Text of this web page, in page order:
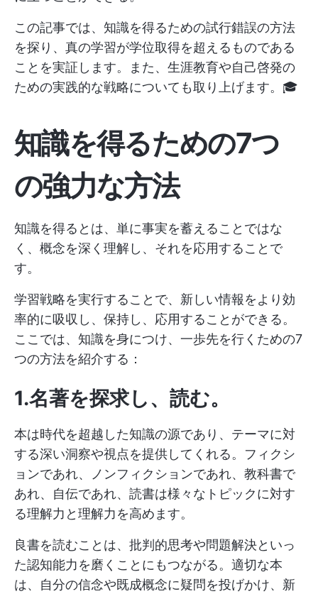
この記事では、知識を得るための試行錯誤の方法
を探り、真の学習が学位取得を超えるものである
ことを実証します。また、生涯教育や自己啓発の
ための実践的な戦略についても取り上げます。🎓
知識を得るための7つ
の強力な方法
知識を得るとは、単に事実を蓄えることではな
く、概念を深く理解し、それを応用することで
す。
学習戦略を実行することで、新しい情報をより効
率的に吸収し、保持し、応用することができる。
ここでは、知識を身につけ、一歩先を行くための7
つの方法を紹介する：
1.名著を探求し、読む。
本は時代を超越した知識の源であり、テーマに対
する深い洞察や視点を提供してくれる。フィクシ
ョンであれ、ノンフィクションであれ、教科書で
あれ、自伝であれ、読書は様々なトピックに対す
る理解力と理解力を高めます。
良書を読むことは、批判的思考や問題解決といっ
た認知能力を磨くことにもつながる。適切な本
は、自分の信念や既成概念に疑問を投げかけ、新